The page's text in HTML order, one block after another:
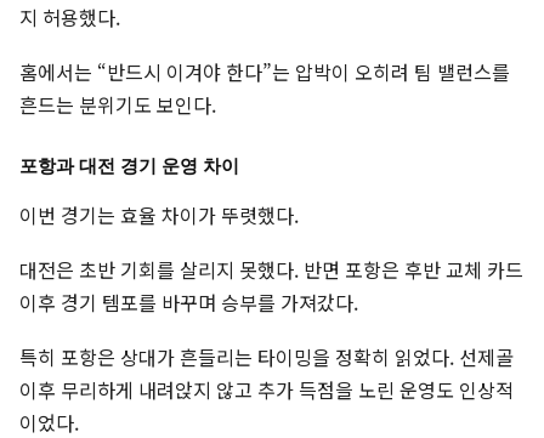
지 허용했다.
홈에서는 “반드시 이겨야 한다”는 압박이 오히려 팀 밸런스를
흔드는 분위기도 보인다.
포항과 대전 경기 운영 차이
이번 경기는 효율 차이가 뚜렷했다.
대전은 초반 기회를 살리지 못했다. 반면 포항은 후반 교체 카드
이후 경기 템포를 바꾸며 승부를 가져갔다.
특히 포항은 상대가 흔들리는 타이밍을 정확히 읽었다. 선제골
이후 무리하게 내려앉지 않고 추가 득점을 노린 운영도 인상적
이었다.